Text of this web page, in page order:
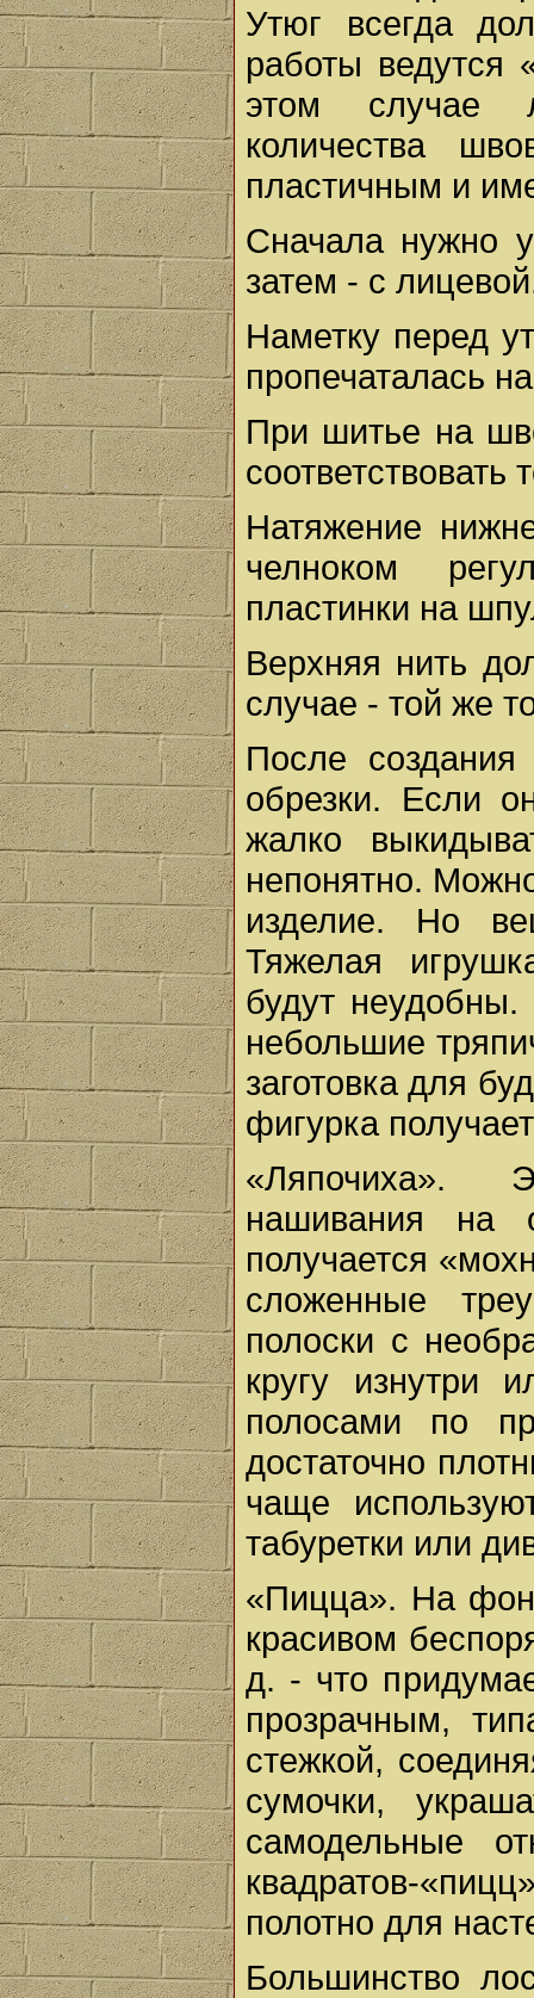
Утюг всегда
работы ведутся
этом случае
количества
пластичным и
Сначала нужно
затем - с
Наметку перед
пропечаталась
При шитье на
соответствовать
Натяжение
челноком
пластинки на
Верхняя нить
случае - той же
После создания
обрезки. Если
жалко
непонятно.
изделие. Но
Тяжелая
будут
небольшие
заготовка для
фигурка
«Ляпочиха».
нашивания на
получается
сложенные
полоски с
кругу изнутри
полосами по
достаточно
чаще
табуретки или
«Пицца». На
красивом
д. - что
прозрачным,
стежкой,
сумочки,
самодельные
квадратов-
полотно для
Большинство